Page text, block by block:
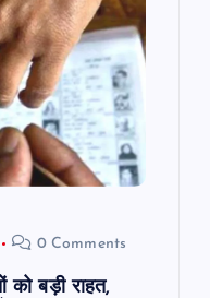
0 Comments
को बड़ी राहत,